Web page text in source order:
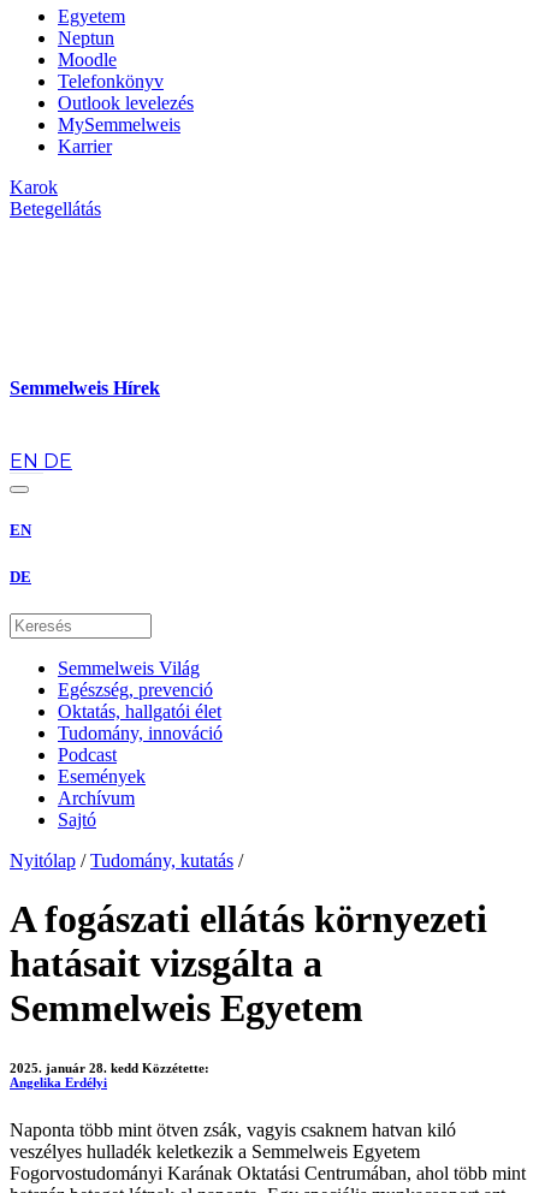
Egyetem
Neptun
Moodle
Telefonkönyv
Outlook levelezés
MySemmelweis
Karrier
Karok
Betegellátás
Semmelweis Hírek
EN DE
EN
DE
Semmelweis Világ
Egészség, prevenció
Oktatás, hallgatói élet
Tudomány, innováció
Podcast
Események
Archívum
Sajtó
Nyitólap / Tudomány, kutatás /
A fogászati ellátás környezeti
hatásait vizsgálta a
Semmelweis Egyetem
2025. január 28. kedd Közzétette:
Angelika Erdélyi
Naponta több mint ötven zsák, vagyis csaknem hatvan kiló
veszélyes hulladék keletkezik a Semmelweis Egyetem
Fogorvostudományi Karának Oktatási Centrumában, ahol több mint